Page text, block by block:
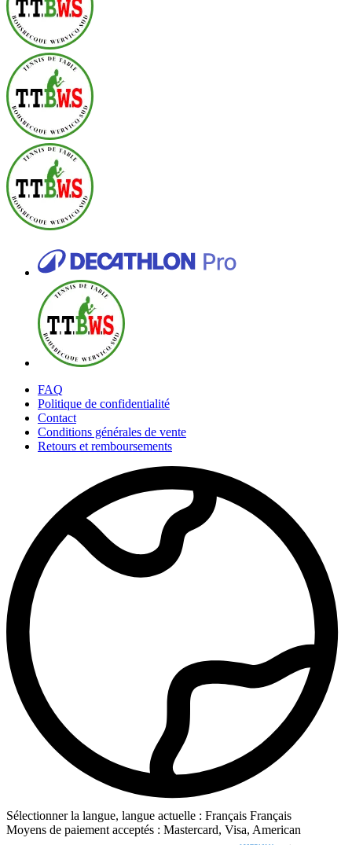
FAQ
Politique de confidentialité
Contact
Conditions générales de vente
Retours et remboursements
Sélectionner la langue, langue actuelle : Français Français
Moyens de paiement acceptés : Mastercard, Visa, American